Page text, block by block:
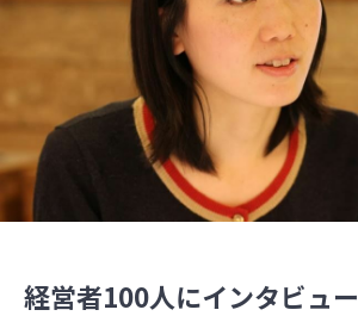
経営者100人にインタビュー